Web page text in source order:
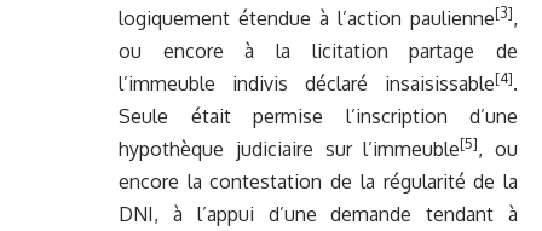
logiquement étendue à l’action paulienne[3],
ou encore à la licitation partage de
l’immeuble indivis déclaré insaisissable[4].
Seule était permise l’inscription d’une
hypothèque judiciaire sur l’immeuble[5], ou
encore la contestation de la régularité de la
DNI, à l’appui d’une demande tendant à